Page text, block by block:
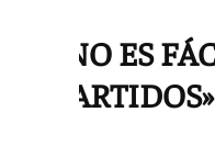
«NO ES
PARTIDOS»